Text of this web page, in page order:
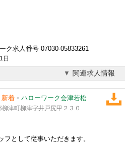
ク求人番号 07030-05833261
日
関連求人情報
新着 - ハローワーク会津若松
津町柳津字井戸尻甲２３０
として従事いただきます。